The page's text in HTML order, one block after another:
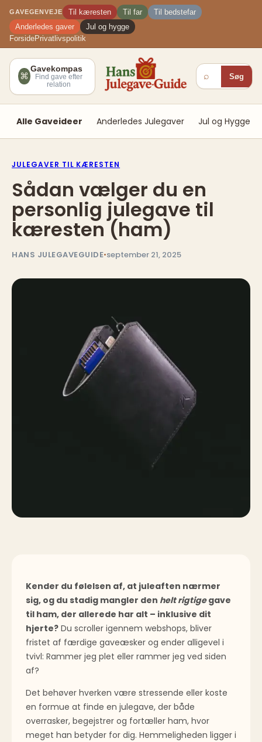
Spring
indhold
GAVEGENVEJE Til kæresten Til far
Til bedstefar
Anderledes gaver
Jul og hygge
ForsidePrivatlivspolitik
⌘
Gavekompas
Find gave efter
relation
⌕ Søg
Alle Gaveideer Anderledes Julegaver Jul og Hygge
JULEGAVER TIL KÆRESTEN
Sådan vælger du en
personlig julegave til
kæresten (ham)
HANS JULEGAVEGUIDE•september 21, 2025
Kender du følelsen af, at juleaften nærmer
sig, og du stadig mangler den helt rigtigegave
til ham, der allerede har alt – inklusive dit
hjerte? Du scroller igennem webshops, bliver
fristet af færdige gaveæsker og ender alligevel i
tvivl: Rammer jeg plet eller rammer jeg ved siden
af?
Det behøver hverken være stressende eller koste
en formue at finde en julegave, der både
overrasker, begejstrer og fortæller ham, hvor
meget han betyder for dig. Hemmeligheden ligger i